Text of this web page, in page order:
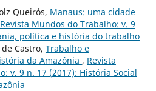
Queirós, Manaus: uma cidade
Revista Mundos do Trabalho: v. 9
política e história do trabalho
Castro, Trabalho e
da Amazônia , Revista
v. 9 n. 17 (2017): História Social